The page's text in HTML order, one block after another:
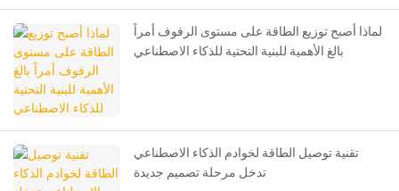
لماذا أصبح توزيع الطاقة على مستوى الرفوف أمراً
بالغ الأهمية للبنية التحتية للذكاء الاصطناعي
تقنية توصيل الطاقة لخوادم الذكاء الاصطناعي
تدخل مرحلة تصميم جديدة